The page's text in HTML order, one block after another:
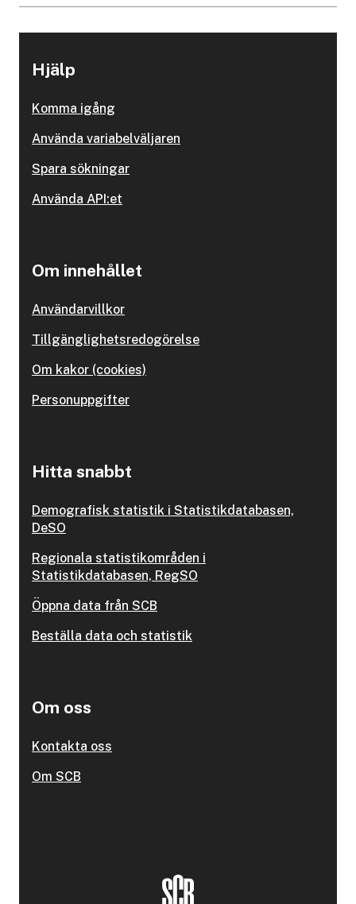
Hjälp
Komma igång
Använda variabelväljaren
Spara sökningar
Använda API:et
Om innehållet
Användarvillkor
Tillgänglighetsredogörelse
Om kakor (cookies)
Personuppgifter
Hitta snabbt
Demografisk statistik i Statistikdatabasen,
DeSO
Regionala statistikområden i
Statistikdatabasen, RegSO
Öppna data från SCB
Beställa data och statistik
Om oss
Kontakta oss
Om SCB